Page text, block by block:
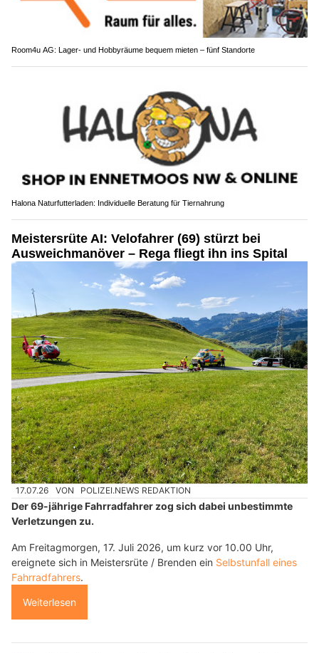
Room4u AG: Lager- und Hobbyräume bequem mieten – fünf Standorte
Halona Naturfutterladen: Individuelle Beratung für Tiernahrung
Meistersrüte AI: Velofahrer (69) stürzt bei
Ausweichmanöver – Rega fliegt ihn ins Spital
17.07.26 VON POLIZEI.NEWS REDAKTION
Der 69-jährige Fahrradfahrer zog sich dabei unbestimmte
Verletzungen zu.
Am Freitagmorgen, 17. Juli 2026, um kurz vor 10.00 Uhr,
ereignete sich in Meistersrüte / Brenden ein Selbstunfall eines
Fahrradfahrers.
Weiterlesen